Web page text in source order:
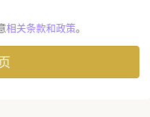
相关条款和政策。